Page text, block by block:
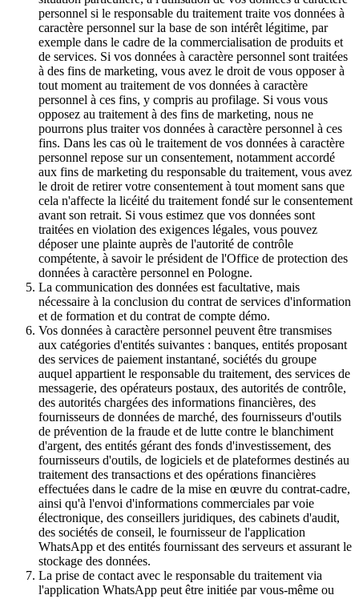
personnel si le responsable du traitement traite vos données à
caractère personnel sur la base de son intérêt légitime, par
exemple dans le cadre de la commercialisation de produits et
de services. Si vos données à caractère personnel sont traitées
à des fins de marketing, vous avez le droit de vous opposer à
tout moment au traitement de vos données à caractère
personnel à ces fins, y compris au profilage. Si vous vous
opposez au traitement à des fins de marketing, nous ne
pourrons plus traiter vos données à caractère personnel à ces
fins. Dans les cas où le traitement de vos données à caractère
personnel repose sur un consentement, notamment accordé
aux fins de marketing du responsable du traitement, vous avez
le droit de retirer votre consentement à tout moment sans que
cela n'affecte la licéité du traitement fondé sur le consentement
avant son retrait. Si vous estimez que vos données sont
traitées en violation des exigences légales, vous pouvez
déposer une plainte auprès de l'autorité de contrôle
compétente, à savoir le président de l'Office de protection des
données à caractère personnel en Pologne.
La communication des données est facultative, mais
nécessaire à la conclusion du contrat de services d'information
et de formation et du contrat de compte démo.
Vos données à caractère personnel peuvent être transmises
aux catégories d'entités suivantes : banques, entités proposant
des services de paiement instantané, sociétés du groupe
auquel appartient le responsable du traitement, des services de
messagerie, des opérateurs postaux, des autorités de contrôle,
des autorités chargées des informations financières, des
fournisseurs de données de marché, des fournisseurs d'outils
de prévention de la fraude et de lutte contre le blanchiment
d'argent, des entités gérant des fonds d'investissement, des
fournisseurs d'outils, de logiciels et de plateformes destinés au
traitement des transactions et des opérations financières
effectuées dans le cadre de la mise en œuvre du contrat-cadre,
ainsi qu'à l'envoi d'informations commerciales par voie
électronique, des conseillers juridiques, des cabinets d'audit,
des sociétés de conseil, le fournisseur de l'application
WhatsApp et des entités fournissant des serveurs et assurant le
stockage des données.
La prise de contact avec le responsable du traitement via
l'application WhatsApp peut être initiée par vous-même ou